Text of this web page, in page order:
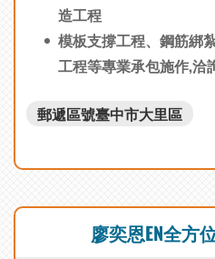
分項施工品質計畫書編
撰、施工大樣圖繪製、
諮詢及建議、鋼筋綁紮
衛生管理計劃書編撰、
撰、施工大樣圖繪製、
造工程
模板支撐工程、鋼筋綁
工程等專業承包施作,洽
郵遞區號臺中市大里區
廖奕恩EN全方